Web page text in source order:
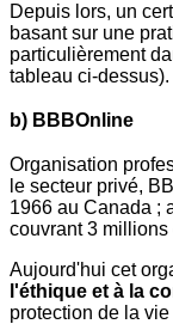
Depuis lors, un
basant sur une
particulièrement
tableau ci-dessus).
b) BBBOnline
Organisation
le secteur privé,
1966 au Canada ;
couvrant 3
Aujourd'hui cet
l'éthique et à la
protection de la